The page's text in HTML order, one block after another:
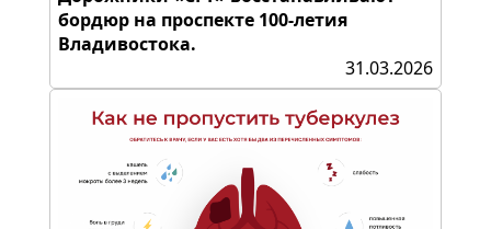
бордюр на проспекте 100-летия
Владивостока.
31.03.2026